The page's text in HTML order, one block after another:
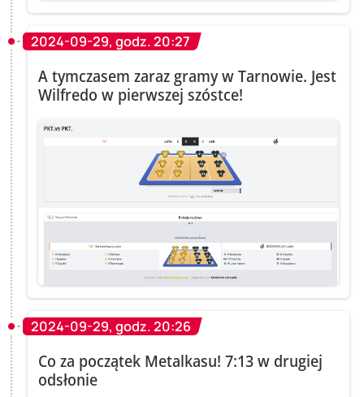
2024-09-29, godz. 20:27
A tymczasem zaraz gramy w Tarnowie. Jest
Wilfredo w pierwszej szóstce!
2024-09-29, godz. 20:26
Co za początek Metalkasu! 7:13 w drugiej
odsłonie